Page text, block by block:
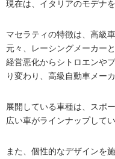
現在は、イタリアのモデナ
マセラティの特徴は、高級
元々、レーシングメーカー
経営悪化からシトロエンや
り変わり、高級自動車メー
展開している車種は、スポ
広い車がラインナップしてい
また、個性的なデザインを